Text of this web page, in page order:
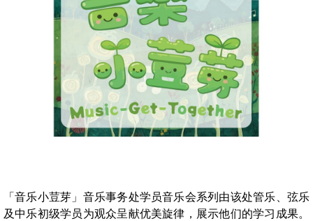
「音乐小荳芽」音乐事务处学员音乐会系列由该处管乐、弦乐
及中乐初级学员为观众呈献优美旋律，展示他们的学习成果。